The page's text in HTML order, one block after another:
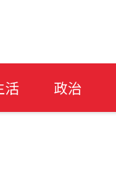
活 政治